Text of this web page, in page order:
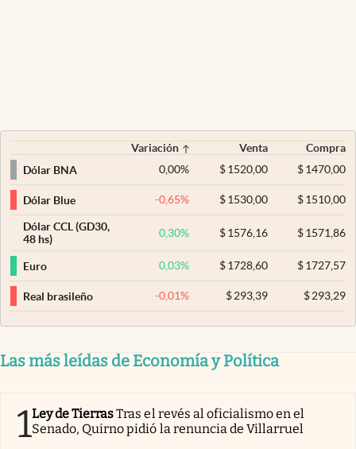
Variación Venta
Compra
Dólar BNA
0,00% $ 1520,00 $1470,00
Dólar Blue -0,65% $ 1530,00 $1510,00
Dólar CCL (GD30,
48 hs)
0,30% $ 1576,16 $1571,86
Euro 0,03% $ 1728,60 $1727,57
Real brasileño -0,01% $293,39 $293,29
Las más leídas de Economía y Política
1Ley de TierrasTras el revés al oficialismo en el
Senado, Quirno pidió la renuncia de Villarruel